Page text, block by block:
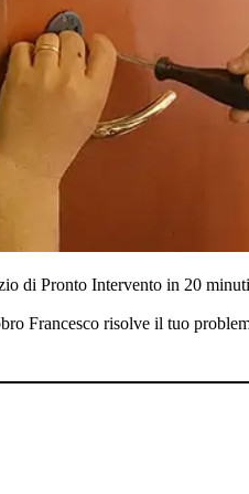
di Pronto Intervento in 20
Francesco risolve il tuo